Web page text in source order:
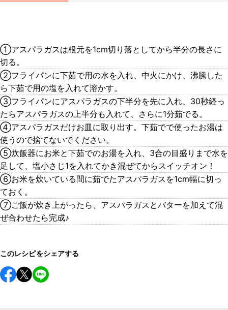
①アスパラガスは根元を1cm切り落としてから半分の長さに
切る。
②フライパンに下茹で用の水を入れ、中火にかけ、沸騰した
ら下茹で用の塩を入れて溶かす。
③フライパンにアスパラガスの下半分を先に入れ、30秒経っ
たらアスパラガスの上半分も入れて、さらに1分茹でる。
④アスパラガスだけお皿に取り出す。下茹でで使ったお湯は
使うので捨てないでください。
⑤炊飯器にお米と下茹でのお湯を入れ、3合の目盛りまで水を
足して、塩小さじ1を入れてかき混ぜてからスイッチオン！
⑥お米を炊いている間に茹でたアスパラガスを1cm幅に切っ
ておく。
⑦ご飯が炊き上がったら、アスパラガスとバターを加えて混
ぜ合わせたら完成♪
このレシピをシェアする